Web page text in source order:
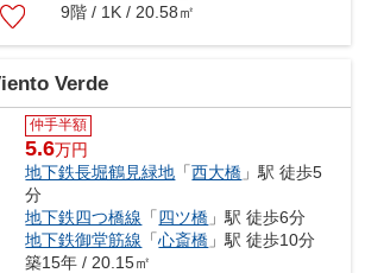
9階 / 1K / 20.58㎡
Verde
仲手半額
5.6万円
地下鉄長堀鶴見緑地 「西大橋 」駅 徒歩5
分
地下鉄四つ橋線 「四ツ橋 」駅 徒歩6分
地下鉄御堂筋線 「心斎橋 」駅 徒歩10分
築15年 / 20.15㎡